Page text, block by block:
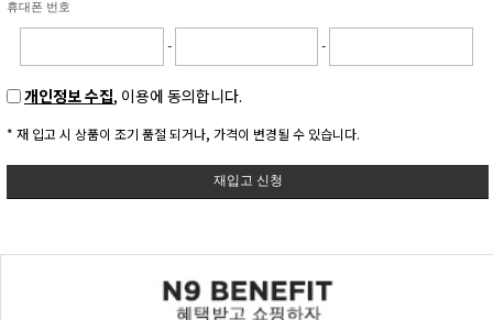
휴대폰 번호
- -
개인정보 수집, 이용에 동의합니다.
* 재 입고 시 상품이 조기 품절 되거나, 가격이 변경될 수 있습니다.
재입고 신청